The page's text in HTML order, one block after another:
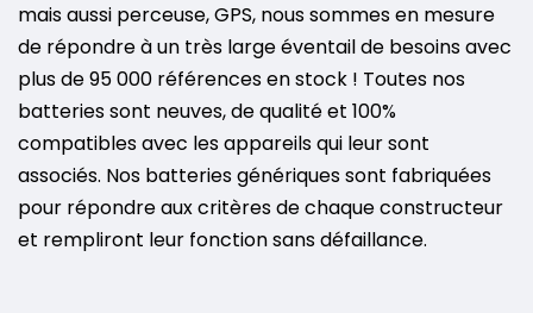
mais aussi perceuse, GPS, nous sommes en mesure
de répondre à un très large éventail de besoins avec
plus de 95 000 références en stock ! Toutes nos
batteries sont neuves, de qualité et 100%
compatibles avec les appareils qui leur sont
associés. Nos batteries génériques sont fabriquées
pour répondre aux critères de chaque constructeur
et rempliront leur fonction sans défaillance.